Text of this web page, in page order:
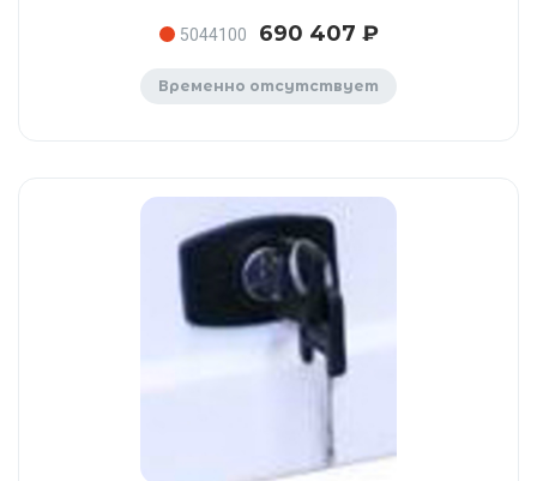
5044100 690 407 ₽
Временно отсутствует